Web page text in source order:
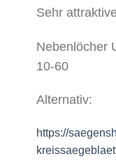
Sehr
Nebenlöcher
10-60
Alternativ:
https://